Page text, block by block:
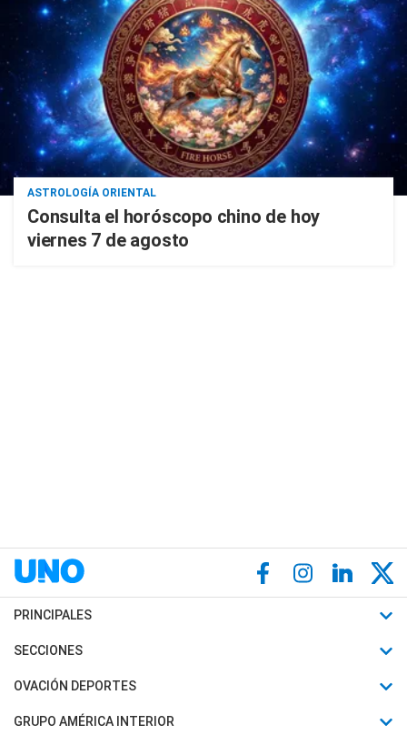
ASTROLOGÍA ORIENTAL
Consulta el horóscopo chino de hoy
viernes 7 de agosto
PRINCIPALES
Últimas Noticias
Política
SECCIONES
Horóscopo
Motores
OVACIÓN DEPORTES
Fútbol
GRUPO AMÉRICA INTERIOR